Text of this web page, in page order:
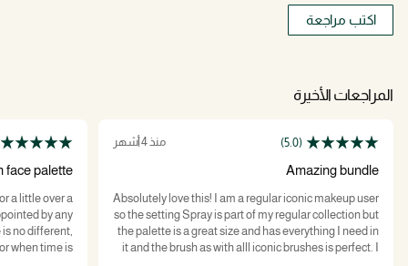
اكتب مراجعة
المراجعات الأخيرة
(5.0) منذ 4 أشهر
Amazing bundle
Absolutely love this! I am a regular iconic makeup user
so the setting Spray is part of my regular collection but
the palette is a great size and has everything I need in
it and the brush as with alll iconic brushes is perfect. I
face palette
a little over a
by any
when time is